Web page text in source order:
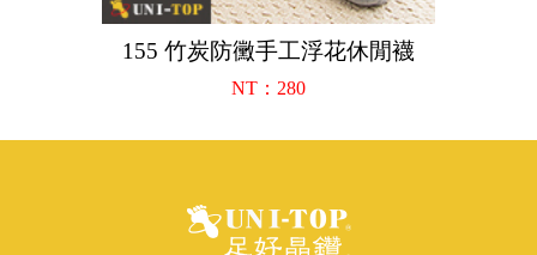
155 竹炭防黴手工浮花休閒襪
NT：280